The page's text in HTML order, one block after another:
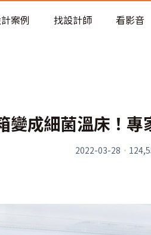
老屋預算分配與高 CP
案例 找設計師 看影音
變成細菌溫床！
2022-03-28 ·